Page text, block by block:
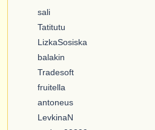
sali
Tatitutu
LizkaSosiska
balakin
Tradesoft
fruitella
antoneus
LevkinaN